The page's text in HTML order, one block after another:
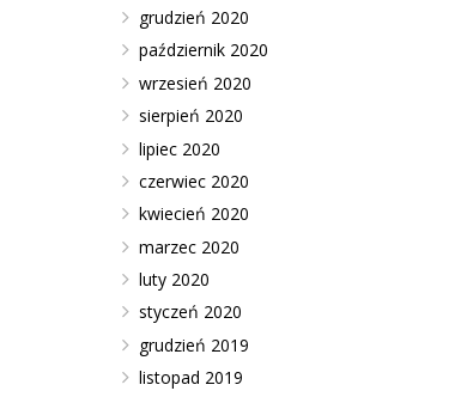
grudzień 2020
październik 2020
wrzesień 2020
sierpień 2020
lipiec 2020
czerwiec 2020
kwiecień 2020
marzec 2020
luty 2020
styczeń 2020
grudzień 2019
listopad 2019